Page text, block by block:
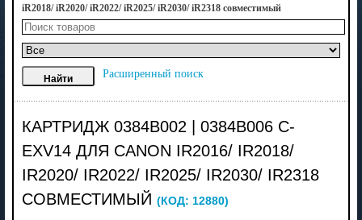
iR2018/ iR2020/ iR2022/ iR2025/ iR2030/ iR2318 совместимый
Расширенный поиск
КАРТРИДЖ 0384B002 | 0384B006 C-
EXV14 ДЛЯ CANON IR2016/ IR2018/
IR2020/ IR2022/ IR2025/ IR2030/ IR2318
СОВМЕСТИМЫЙ (КОД: 12880)